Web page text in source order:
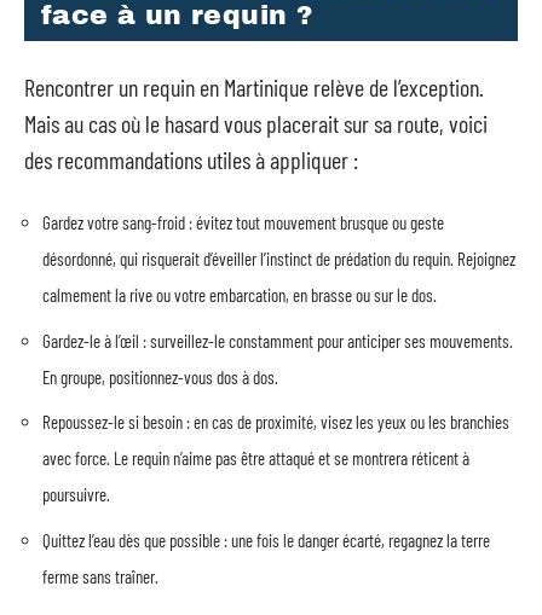
face à un requin ?
Rencontrer un requin en Martinique relève de l’exception.
Mais au cas où le hasard vous placerait sur sa route, voici
des recommandations utiles à appliquer :
Gardez votre sang-froid : évitez tout mouvement brusque ou geste
désordonné, qui risquerait d’éveiller l’instinct de prédation du requin. Rejoignez
calmement la rive ou votre embarcation, en brasse ou sur le dos.
Gardez-le à l’œil : surveillez-le constamment pour anticiper ses mouvements.
En groupe, positionnez-vous dos à dos.
Repoussez-le si besoin : en cas de proximité, visez les yeux ou les branchies
avec force. Le requin n’aime pas être attaqué et se montrera réticent à
poursuivre.
Quittez l’eau dès que possible : une fois le danger écarté, regagnez la terre
ferme sans traîner.